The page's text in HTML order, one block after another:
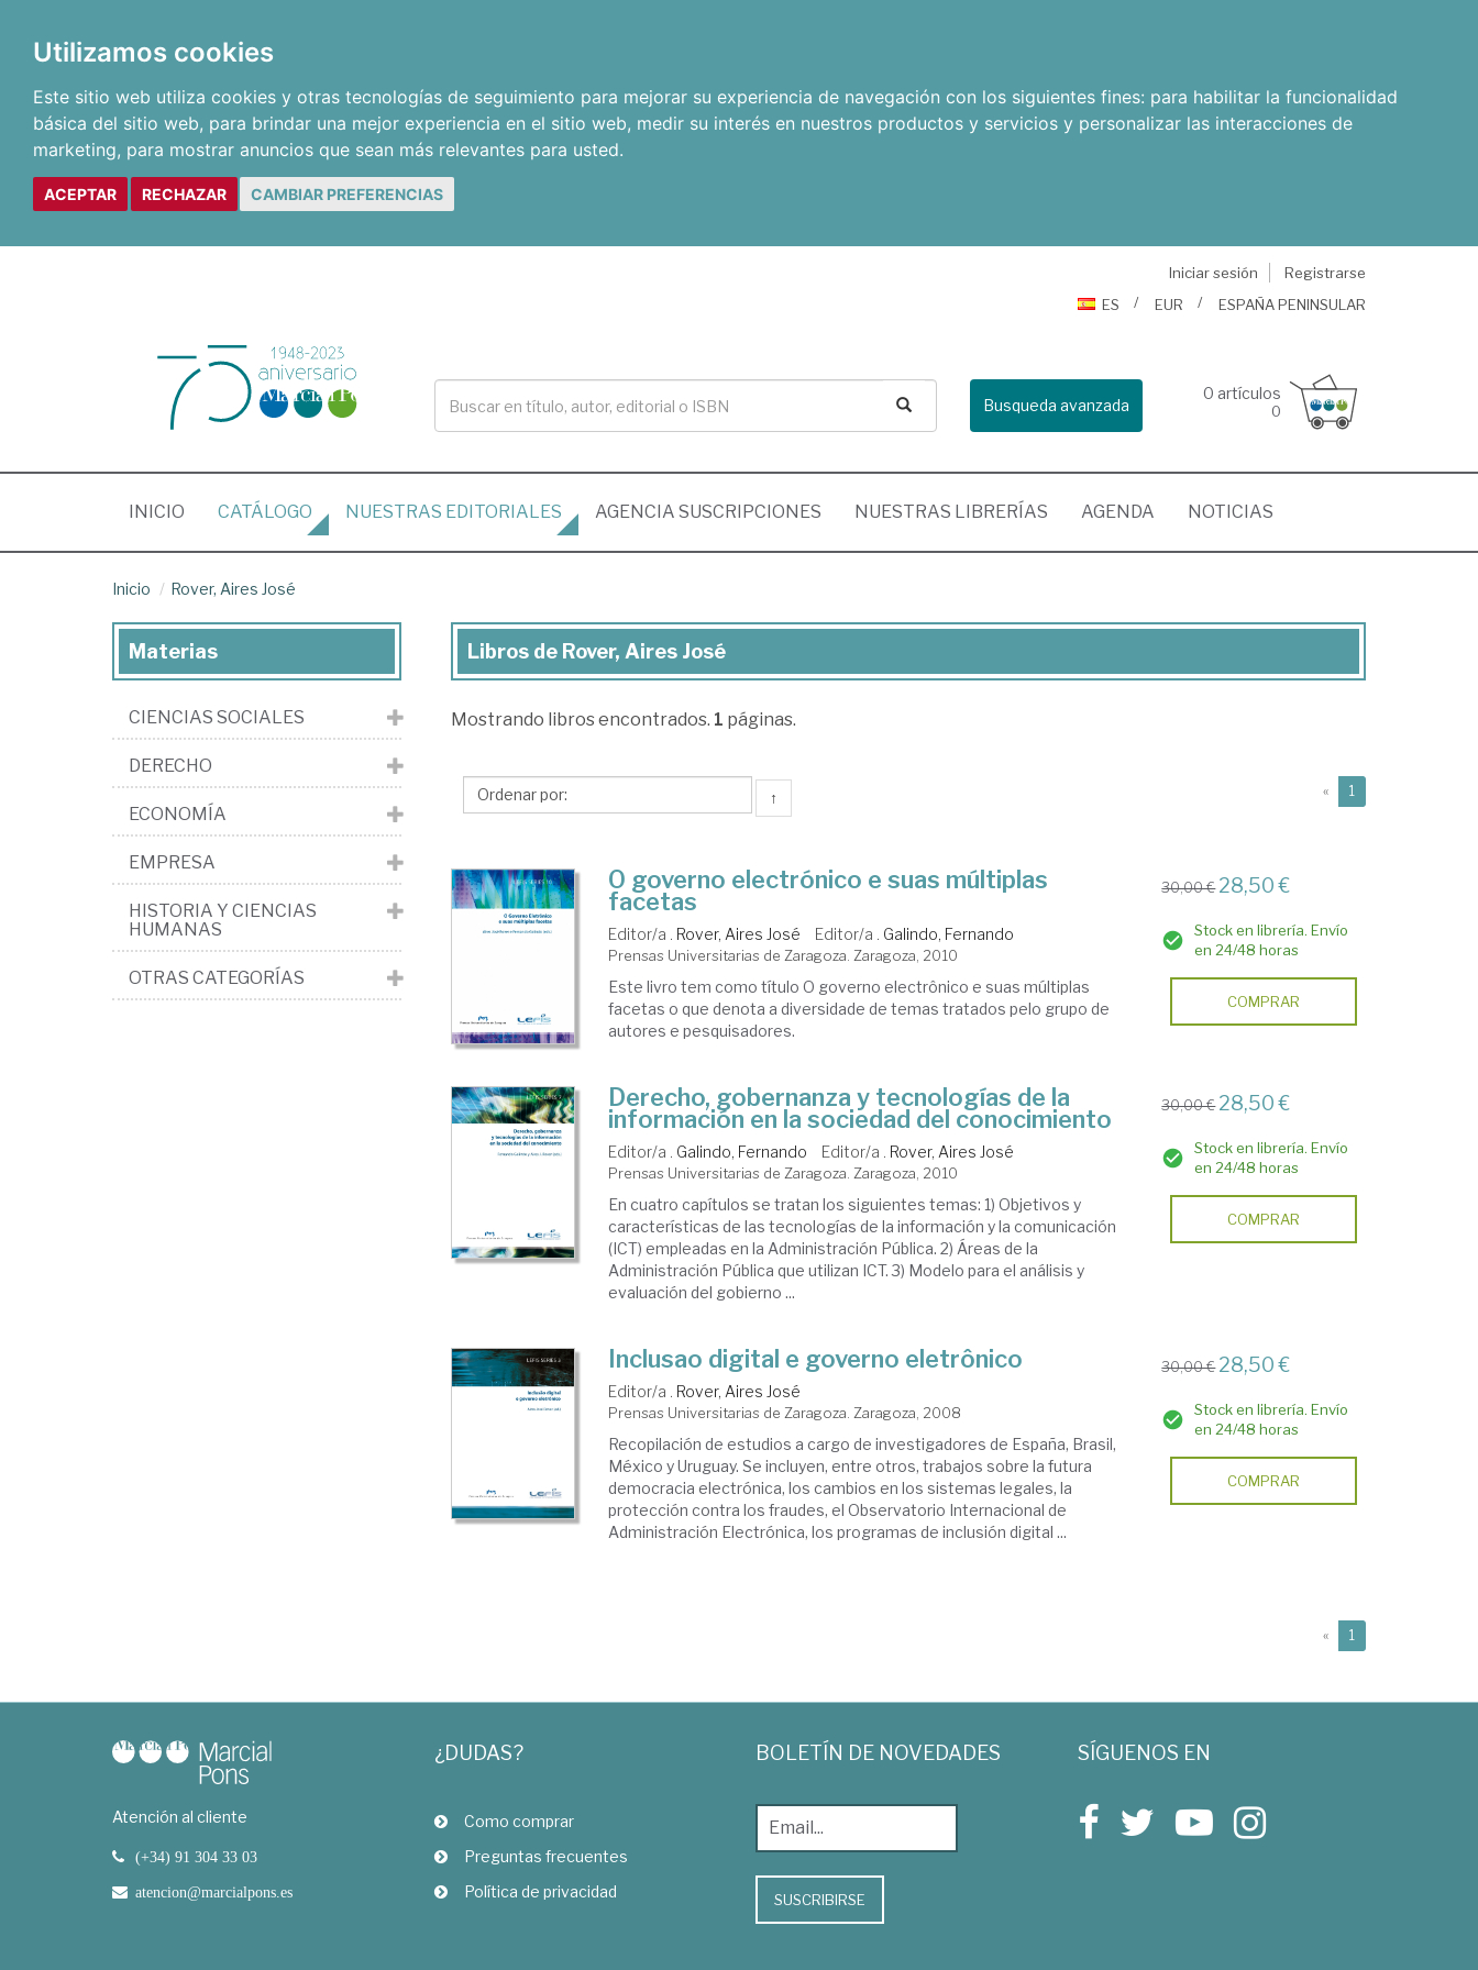
Utilizamos cookies
Este sitio web utiliza cookies y otras tecnologías de seguimiento para mejorar su experiencia de navegación con los siguientes fines: para habilitar la funcionalidad
básica del sitio web, para brindar una mejor experiencia en el sitio web, medir su interés en nuestros productos y servicios y personalizar las interacciones de
marketing, para mostrar anuncios que sean más relevantes para usted.
ACEPTAR RECHAZAR CAMBIAR PREFERENCIAS
Iniciar sesión
Registrarse
ES
EUR ESPAÑA PENINSULAR
Busqueda avanzada
0 artículos
0
INICIO (CURRENT)
CATÁLOGO NUESTRAS EDITORIALES AGENCIA SUSCRIPCIONES NUESTRAS LIBRERÍAS AGENDA NOTICIAS
Inicio Rover, Aires José
Libros
Rover,
José
Libros de Rover, Aires José
Mostrando libros encontrados. 1 páginas.
↑ « 1
O governo electrónico e suas múltiplas
facetas
Editor/a . Rover, Aires José Editor/a . Galindo, Fernando
Prensas Universitarias de Zaragoza. Zaragoza, 2010
Este livro tem como título O governo electrônico e suas múltiplas
facetas o que denota a diversidade de temas tratados pelo grupo de
autores e pesquisadores.
30,00 € 28,50 €
Stock en librería. Envío
en 24/48 horas
COMPRAR
Derecho, gobernanza y tecnologías de la
información en la sociedad del conocimiento
Editor/a . Galindo, Fernando Editor/a . Rover, Aires José
Prensas Universitarias de Zaragoza. Zaragoza, 2010
En cuatro capítulos se tratan los siguientes temas: 1) Objetivos y
características de las tecnologías de la información y la comunicación
(ICT) empleadas en la Administración Pública. 2) Áreas de la
Administración Pública que utilizan ICT. 3) Modelo para el análisis y
evaluación del gobierno ...
30,00 € 28,50 €
Stock en librería. Envío
en 24/48 horas
COMPRAR
Inclusao digital e governo eletrônico
Editor/a . Rover, Aires José
Prensas Universitarias de Zaragoza. Zaragoza, 2008
Recopilación de estudios a cargo de investigadores de España, Brasil,
México y Uruguay. Se incluyen, entre otros, trabajos sobre la futura
democracia electrónica, los cambios en los sistemas legales, la
protección contra los fraudes, el Observatorio Internacional de
Administración Electrónica, los programas de inclusión digital ...
30,00 € 28,50 €
Stock en librería. Envío
en 24/48 horas
COMPRAR
« 1
Materias
CIENCIAS SOCIALES
DERECHO
ECONOMÍA
EMPRESA
HISTORIA Y CIENCIAS
HUMANAS
OTRAS CATEGORÍAS
Atención al cliente
(+34) 91 304 33 03
atencion@marcialpons.es
¿DUDAS?
Como comprar
Preguntas frecuentes
Política de privacidad
BOLETÍN DE NOVEDADES
SUSCRIBIRSE
SÍGUENOS EN